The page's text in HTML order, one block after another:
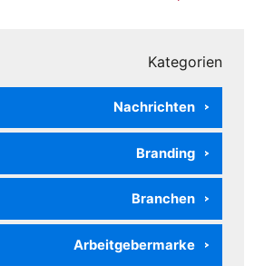
Kategorien
Nachrichten
Branding
Branchen
Arbeitgebermarke